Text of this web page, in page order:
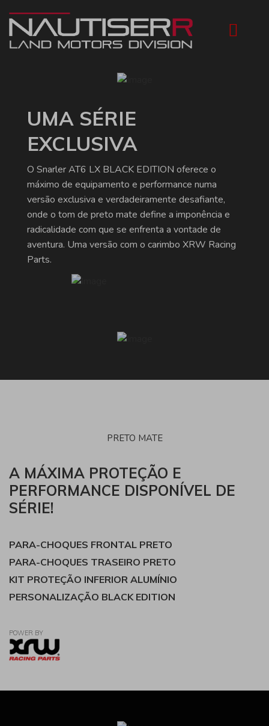
UMA SÉRIE
EXCLUSIVA
O Snarler AT6 LX BLACK EDITION oferece o
máximo de equipamento e performance numa
versão exclusiva e verdadeiramente desafiante,
onde o tom de preto mate define a imponência e
radicalidade com que se enfrenta a vontade de
aventura. Uma versão com o carimbo XRW Racing
Parts.
PRETO MATE
A MÁXIMA PROTEÇÃO E
PERFORMANCE DISPONÍVEL DE
SÉRIE!
PARA-CHOQUES FRONTAL PRETO
PARA-CHOQUES TRASEIRO PRETO
KIT PROTEÇÃO INFERIOR ALUMÍNIO
PERSONALIZAÇÃO BLACK EDITION
POWER BY